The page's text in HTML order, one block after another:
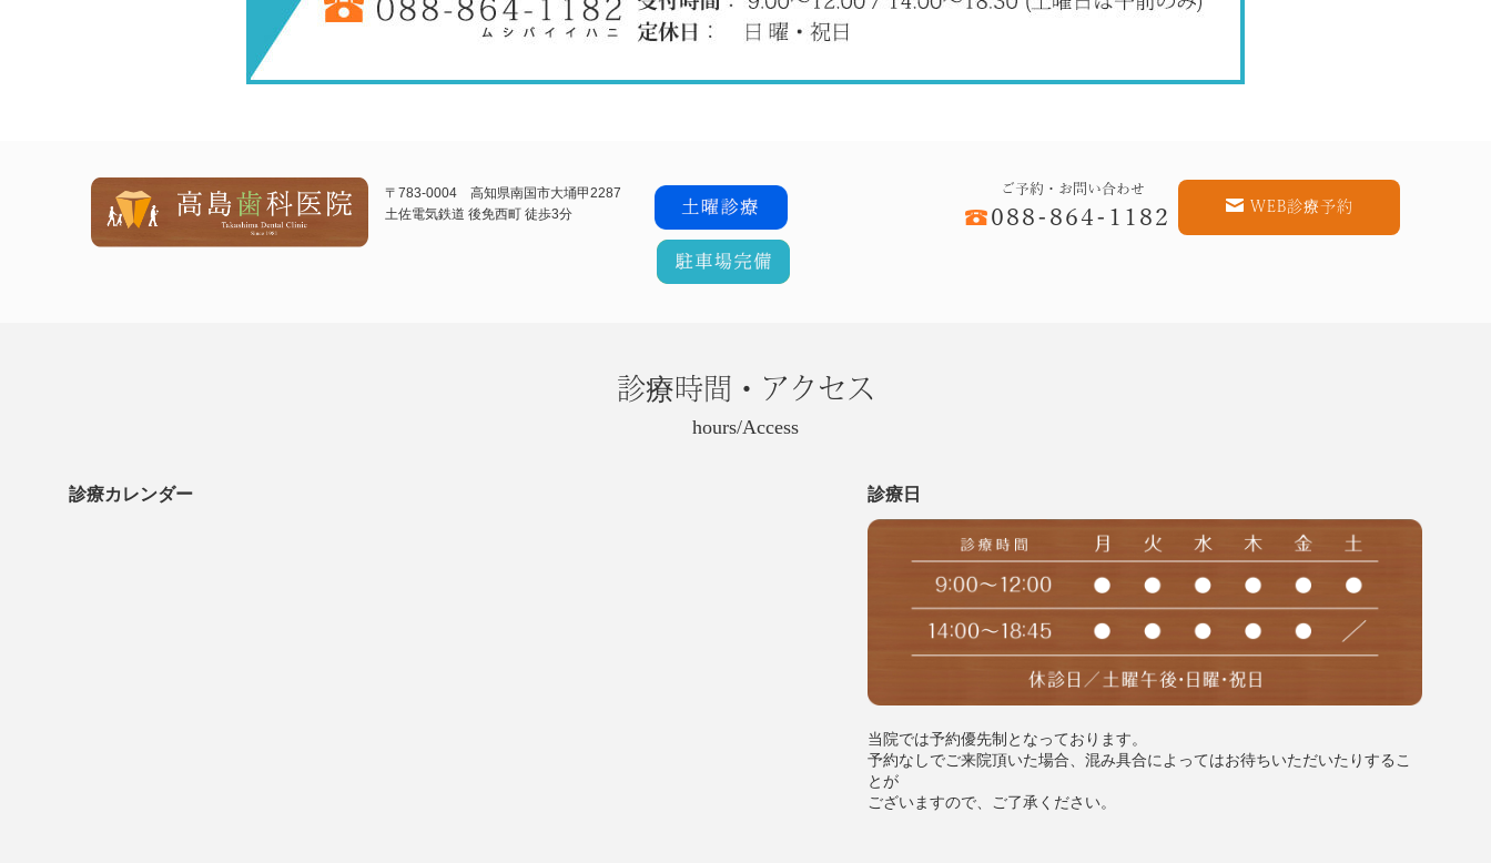
〒783-0004 高知県南国市大埇甲2287
土佐電気鉄道 後免西町 徒歩3分
WEB診療予約
診療時間・アクセス
hours/Access
診療カレンダー 診療日
当院では予約優先制となっております。
予約なしでご来院頂いた場合、混み具合によってはお待ちいただいたりするこ
とが
ございますので、ご了承ください。